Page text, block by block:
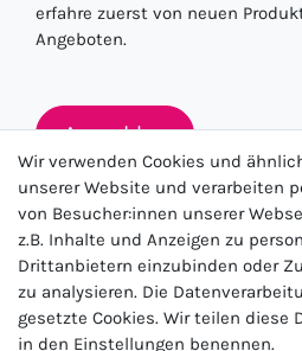
erfahre zuerst von neuen
Angeboten.
Anmelden
4.5 / 5.0
Wir verwenden Cookies und
unserer Website und verarbeiten
von Besucher:innen unserer
z.B. Inhalte und Anzeigen zu
Drittanbietern einzubinden oder
zu analysieren. Die
gesetzte Cookies. Wir teilen diese
in den Einstellungen benennen.